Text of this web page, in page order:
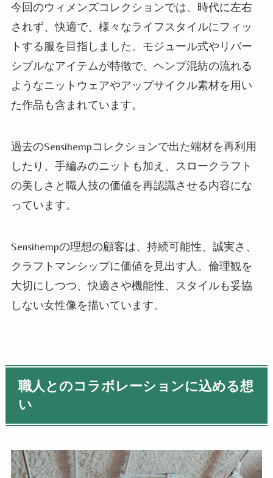
今回のウィメンズコレクションでは、時代に左右
されず、快適で、様々なライフスタイルにフィッ
トする服を目指しました。モジュール式やリバー
シブルなアイテムが特徴で、ヘンプ混紡の流れる
ようなニットウェアやアップサイクル素材を用い
た作品も含まれています。
過去のSensihempコレクションで出た端材を再利用
したり、手編みのニットも加え、スロークラフト
の美しさと職人技の価値を再認識させる内容にな
っています。
Sensihempの理想の顧客は、持続可能性、誠実さ、
クラフトマンシップに価値を見出す人。倫理観を
大切にしつつ、快適さや機能性、スタイルも妥協
しない女性像を描いています。
職人とのコラボレーションに込める想
い